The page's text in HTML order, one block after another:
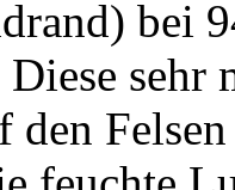
bei
Diese
den